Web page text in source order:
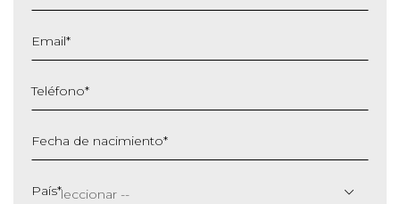
Email*
Teléfono*
Fecha de nacimiento*
barra
País*